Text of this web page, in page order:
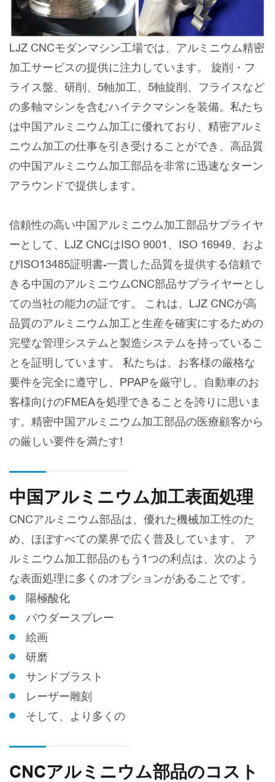
LJZ CNCモダンマシン工場では、アルミニウム精密
加工サービスの提供に注力しています。 旋削・フ
ライス盤、研削、5軸加工、5軸旋削、フライスなど
の多軸マシンを含むハイテクマシンを装備。私たち
は中国アルミニウム加工に優れており、精密アルミ
ニウム加工の仕事を引き受けることができ、高品質
の中国アルミニウム加工部品を非常に迅速なターン
アラウンドで提供します。
信頼性の高い中国アルミニウム加工部品サプライヤ
ーとして、LJZ CNCはISO 9001、ISO 16949、およ
びISO13485証明書-一貫した品質を提供する信頼で
きる中国のアルミニウムCNC部品サプライヤーとし
ての当社の能力の証です。 これは、LJZ CNCが高
品質のアルミニウム加工と生産を確実にするための
完璧な管理システムと製造システムを持っているこ
とを証明しています。 私たちは、お客様の厳格な
要件を完全に遵守し、PPAPを厳守し、自動車のお
客様向けのFMEAを処理できることを誇りに思いま
す。精密中国アルミニウム加工部品の医療顧客から
の厳しい要件を満たす!
中国アルミニウム加工表面処理
CNCアルミニウム部品は、優れた機械加工性のた
め、ほぼすべての業界で広く普及しています。 ア
ルミニウム加工部品のもう1つの利点は、次のよう
な表面処理に多くのオプションがあることです。
陽極酸化
パウダースプレー
絵画
研磨
サンドブラスト
レーザー雕刻
そして、より多くの
CNCアルミニウム部品のコスト